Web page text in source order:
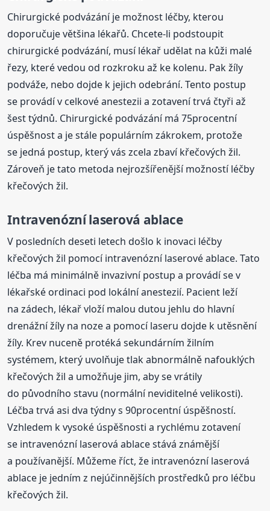
Chirurgické podvázání je možnost léčby, kterou
doporučuje většina lékařů. Chcete-li podstoupit
chirurgické podvázání, musí lékař udělat na kůži malé
řezy, které vedou od rozkroku až ke kolenu. Pak žíly
podváže, nebo dojde k jejich odebrání. Tento postup
se provádí v celkové anestezii a zotavení trvá čtyři až
šest týdnů. Chirurgické podvázání má 75procentní
úspěšnost a je stále populárním zákrokem, protože
se jedná postup, který vás zcela zbaví křečových žil.
Zároveň je tato metoda nejrozšířenější možností léčby
křečových žil.
Intravenózní laserová ablace
V posledních deseti letech došlo k inovaci léčby
křečových žil pomocí intravenózní laserové ablace. Tato
léčba má minimálně invazivní postup a provádí se v
lékařské ordinaci pod lokální anestezií. Pacient leží
na zádech, lékař vloží malou dutou jehlu do hlavní
drenážní žíly na noze a pomocí laseru dojde k utěsnění
žíly. Krev nuceně protéká sekundárním žilním
systémem, který uvolňuje tlak abnormálně nafouklých
křečových žil a umožňuje jim, aby se vrátily
do původního stavu (normální neviditelné velikosti).
Léčba trvá asi dva týdny s 90procentní úspěšností.
Vzhledem k vysoké úspěšnosti a rychlému zotavení
se intravenózní laserová ablace stává známější
a používanější. Můžeme říct, že intravenózní laserová
ablace je jedním z nejúčinnějších prostředků pro léčbu
křečových žil.